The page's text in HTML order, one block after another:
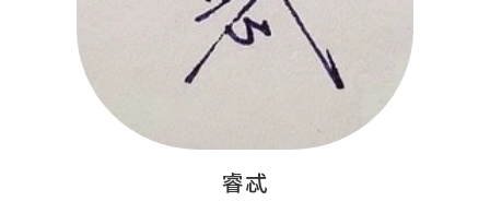
睿忒